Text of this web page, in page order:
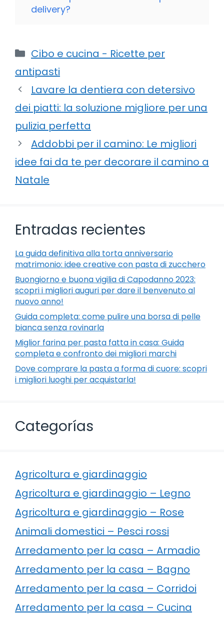
delivery?
Categorie
Cibo e cucina - Ricette per
antipasti
Lavare la dentiera con detersivo
dei piatti: la soluzione migliore per una
pulizia perfetta
Addobbi per il camino: Le migliori
idee fai da te per decorare il camino a
Natale
Entradas recientes
La guida definitiva alla torta anniversario
matrimonio: idee creative con pasta di zucchero
Buongiorno e buona vigilia di Capodanno 2023:
scopri i migliori auguri per dare il benvenuto al
nuovo anno!
Guida completa: come pulire una borsa di pelle
bianca senza rovinarla
Miglior farina per pasta fatta in casa: Guida
completa e confronto dei migliori marchi
Dove comprare la pasta a forma di cuore: scopri
i migliori luoghi per acquistarla!
Categorías
Agricoltura e giardinaggio
Agricoltura e giardinaggio – Legno
Agricoltura e giardinaggio – Rose
Animali domestici – Pesci rossi
Arredamento per la casa – Armadio
Arredamento per la casa – Bagno
Arredamento per la casa – Corridoi
Arredamento per la casa – Cucina